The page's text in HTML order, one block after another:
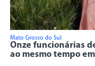
Mato Grosso do Sul
Onze funcionárias
ao mesmo tempo